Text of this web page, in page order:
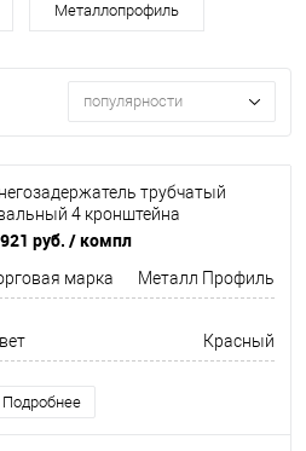
Металлопрофиль
популярности
трубчатый
4 кронштейна
окрас
руб. / компл
марка Металл Профиль
Красный
Подробнее